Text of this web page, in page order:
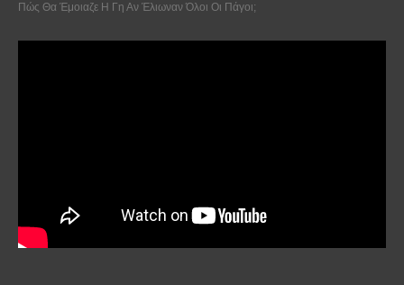
Πώς Θα Έμοιαζε Η Γη Αν Έλιωναν Όλοι Οι Πάγοι;